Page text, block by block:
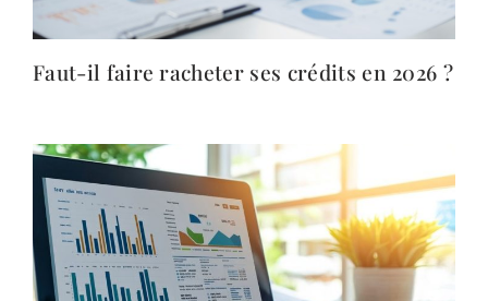
Faut-il faire racheter ses crédits en 2026 ?